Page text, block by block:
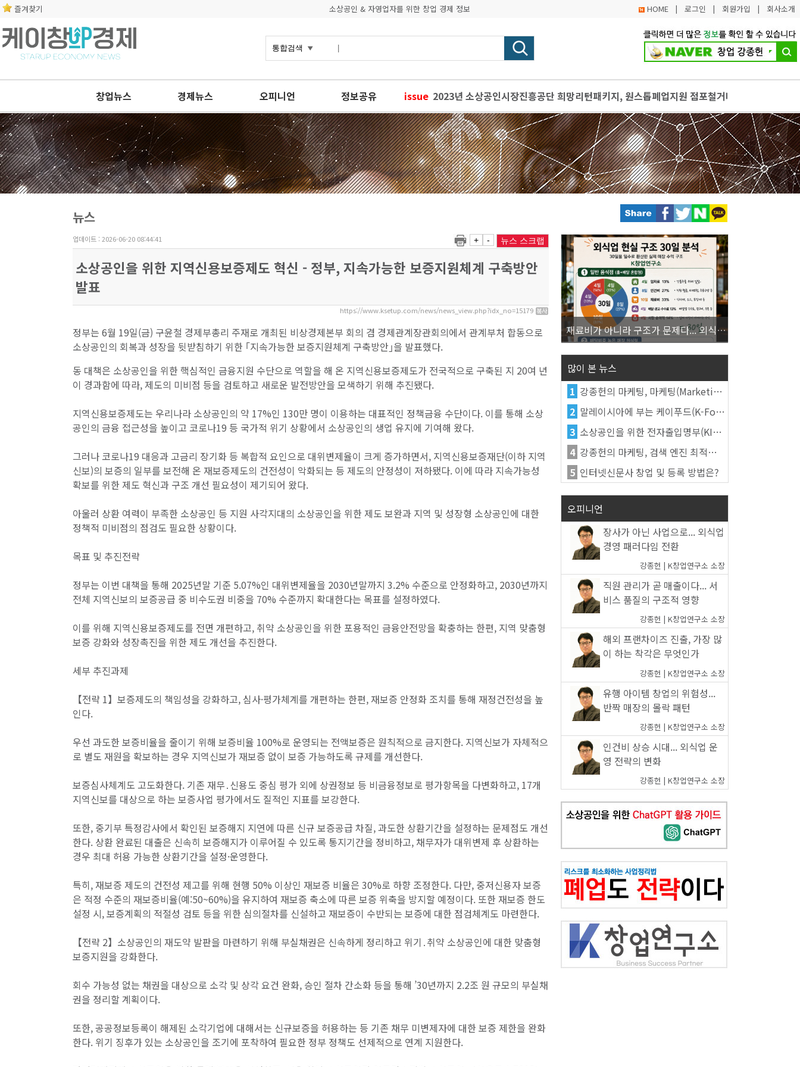
즐겨찾기 소상공인 & 자영업자를 위한 창업 경제 정보 HOME| 로그인 | 회원가입 | 회사소개
창업뉴스 경제뉴스 오피니언 정보공유 issue 2023년 소상공인시장진흥공단 희망리턴패키지, 원스톱폐업지원 점포철거비
플라스틱 이제는 안녕…다회용품 사용 범국민 실천 확산
자영업자 66.7% 비용부담으로 무인점포 고민한다
새정부 소상공인·자영업 정책방향 발표
경기도주식회사 2024년 중소기업 마케팅 지원사업 참여 기업 모집
뉴스
업데이트 : 2026-06-20 08:44:41 + - 뉴스 스크랩
소상공인을 위한 지역신용보증제도 혁신 - 정부, 지속가능한 보증지원체계 구축방안
발표
https://www.ksetup.com/news/news_view.php?idx_no=15179
정부는 6월 19일(금) 구윤철 경제부총리 주재로 개최된 비상경제본부 회의 겸 경제관계장관회의에서 관계부처 합동으로
소상공인의 회복과 성장을 뒷받침하기 위한 ｢지속가능한 보증지원체계 구축방안｣을 발표했다.
동 대책은 소상공인을 위한 핵심적인 금융지원 수단으로 역할을 해 온 지역신용보증제도가 전국적으로 구축된 지 20여 년
이 경과함에 따라, 제도의 미비점 등을 검토하고 새로운 발전방안을 모색하기 위해 추진됐다.
지역신용보증제도는 우리나라 소상공인의 약 17%인 130만 명이 이용하는 대표적인 정책금융 수단이다. 이를 통해 소상
공인의 금융 접근성을 높이고 코로나19 등 국가적 위기 상황에서 소상공인의 생업 유지에 기여해 왔다.
그러나 코로나19 대응과 고금리 장기화 등 복합적 요인으로 대위변제율이 크게 증가하면서, 지역신용보증재단(이하 지역
신보)의 보증의 일부를 보전해 온 재보증제도의 건전성이 악화되는 등 제도의 안정성이 저하됐다. 이에 따라 지속가능성
확보를 위한 제도 혁신과 구조 개선 필요성이 제기되어 왔다.
아울러 상환 여력이 부족한 소상공인 등 지원 사각지대의 소상공인을 위한 제도 보완과 지역 및 성장형 소상공인에 대한
정책적 미비점의 점검도 필요한 상황이다.
목표 및 추진전략
정부는 이번 대책을 통해 2025년말 기준 5.07%인 대위변제율을 2030년말까지 3.2% 수준으로 안정화하고, 2030년까지
전체 지역신보의 보증공급 중 비수도권 비중을 70% 수준까지 확대한다는 목표를 설정하였다.
이를 위해 지역신용보증제도를 전면 개편하고, 취약 소상공인을 위한 포용적인 금융안전망을 확충하는 한편, 지역 맞춤형
보증 강화와 성장촉진을 위한 제도 개선을 추진한다.
세부 추진과제
【전략 1】보증제도의 책임성을 강화하고, 심사·평가체계를 개편하는 한편, 재보증 안정화 조치를 통해 재정건전성을 높
인다.
우선 과도한 보증비율을 줄이기 위해 보증비율 100%로 운영되는 전액보증은 원칙적으로 금지한다. 지역신보가 자체적으
로 별도 재원을 확보하는 경우 지역신보가 재보증 없이 보증 가능하도록 규제를 개선한다.
보증심사체계도 고도화한다. 기존 재무․신용도 중심 평가 외에 상권정보 등 비금융정보로 평가항목을 다변화하고, 17개
지역신보를 대상으로 하는 보증사업 평가에서도 질적인 지표를 보강한다.
또한, 중기부 특정감사에서 확인된 보증해지 지연에 따른 신규 보증공급 차질, 과도한 상환기간을 설정하는 문제점도 개선
한다. 상환 완료된 대출은 신속히 보증해지가 이루어질 수 있도록 통지기간을 정비하고, 채무자가 대위변제 후 상환하는
경우 최대 허용 가능한 상환기간을 설정·운영한다.
특히, 재보증 제도의 건전성 제고를 위해 현행 50% 이상인 재보증 비율은 30%로 하향 조정한다. 다만, 중저신용자 보증
은 적정 수준의 재보증비율(예:50~60%)을 유지하여 재보증 축소에 따른 보증 위축을 방지할 예정이다. 또한 재보증 한도
설정 시, 보증계획의 적절성 검토 등을 위한 심의절차를 신설하고 재보증이 수반되는 보증에 대한 점검체계도 마련한다.
【전략 2】소상공인의 재도약 발판을 마련하기 위해 부실채권은 신속하게 정리하고 위기․취약 소상공인에 대한 맞춤형
보증지원을 강화한다.
회수 가능성 없는 채권을 대상으로 소각 및 상각 요건 완화, 승인 절차 간소화 등을 통해 ’30년까지 2.2조 원 규모의 부실채
권을 정리할 계획이다.
또한, 공공정보등록이 해제된 소각기업에 대해서는 신규보증을 허용하는 등 기존 채무 미변제자에 대한 보증 제한을 완화
한다. 위기 징후가 있는 소상공인을 조기에 포착하여 필요한 정부 정책도 선제적으로 연계 지원한다.
재료비가 아니라 구조가 문제다... 외식업 수익을 결정하는 진짜 숫자의 비밀
많이 본 뉴스
1 강종헌의 마케팅, 마케팅(Marketing)의 정의
2 말레이시아에 부는 케이푸드(K-Food) 열풍, 김치가 이어간다
3 소상공인을 위한 전자출입명부(KI-Pass)를 활용한다
4 강종헌의 마케팅, 검색 엔진 최적화(SEO, Search Engine Optimization)란
5 인터넷신문사 창업 및 등록 방법은?
오피니언
장사가 아닌 사업으로... 외식업
경영 패러다임 전환
강종헌 | K창업연구소 소장
직원 관리가 곧 매출이다... 서
비스 품질의 구조적 영향
강종헌 | K창업연구소 소장
해외 프랜차이즈 진출, 가장 많
이 하는 착각은 무엇인가
강종헌 | K창업연구소 소장
유행 아이템 창업의 위험성...
반짝 매장의 몰락 패턴
강종헌 | K창업연구소 소장
인건비 상승 시대... 외식업 운
영 전략의 변화
강종헌 | K창업연구소 소장